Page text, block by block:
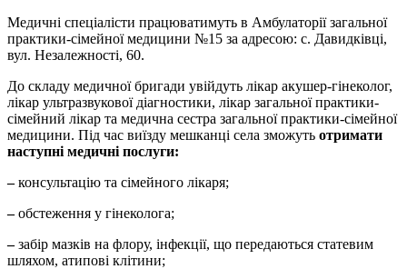
Медичні спеціалісти працюватимуть в Амбулаторії загальної
практики-сімейної медицини №15 за адресою: с. Давидківці,
вул. Незалежності, 60.
До складу медичної бригади увійдуть лікар акушер-гінеколог,
лікар ультразвукової діагностики, лікар загальної практики-
сімейний лікар та медична сестра загальної практики-сімейної
медицини. Під час виїзду мешканці села зможуть отримати
наступні медичні послуги:
–консультацію та сімейного лікаря;
–обстеження у гінеколога;
–забір мазків на флору, інфекції, що передаються статевим
шляхом, атипові клітини;